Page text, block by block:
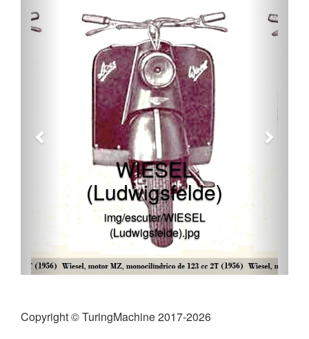
WIESEL
(Ludwigsfelde)
img/escuter/WIESEL
(Ludwigsfelde).jpg
Copyright © TuringMachine 2017-2026